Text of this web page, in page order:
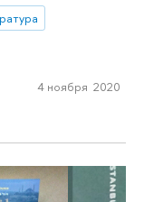
4 ноября 2020